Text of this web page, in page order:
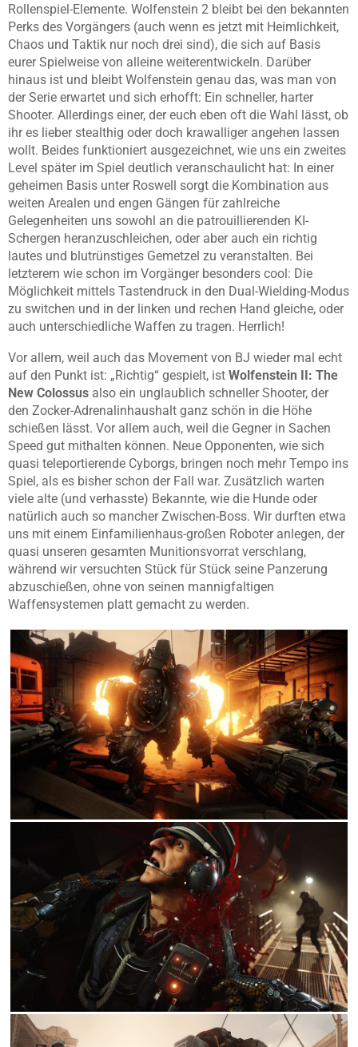
Rollenspiel-Elemente. Wolfenstein 2 bleibt bei den bekannten
Perks des Vorgängers (auch wenn es jetzt mit Heimlichkeit,
Chaos und Taktik nur noch drei sind), die sich auf Basis
eurer Spielweise von alleine weiterentwickeln. Darüber
hinaus ist und bleibt Wolfenstein genau das, was man von
der Serie erwartet und sich erhofft: Ein schneller, harter
Shooter. Allerdings einer, der euch eben oft die Wahl lässt, ob
ihr es lieber stealthig oder doch krawalliger angehen lassen
wollt. Beides funktioniert ausgezeichnet, wie uns ein zweites
Level später im Spiel deutlich veranschaulicht hat: In einer
geheimen Basis unter Roswell sorgt die Kombination aus
weiten Arealen und engen Gängen für zahlreiche
Gelegenheiten uns sowohl an die patrouillierenden KI-
Schergen heranzuschleichen, oder aber auch ein richtig
lautes und blutrünstiges Gemetzel zu veranstalten. Bei
letzterem wie schon im Vorgänger besonders cool: Die
Möglichkeit mittels Tastendruck in den Dual-Wielding-Modus
zu switchen und in der linken und rechen Hand gleiche, oder
auch unterschiedliche Waffen zu tragen. Herrlich!
Vor allem, weil auch das Movement von BJ wieder mal echt
auf den Punkt ist: „Richtig“ gespielt, ist Wolfenstein II: The
New Colossus also ein unglaublich schneller Shooter, der
den Zocker-Adrenalinhaushalt ganz schön in die Höhe
schießen lässt. Vor allem auch, weil die Gegner in Sachen
Speed gut mithalten können. Neue Opponenten, wie sich
quasi teleportierende Cyborgs, bringen noch mehr Tempo ins
Spiel, als es bisher schon der Fall war. Zusätzlich warten
viele alte (und verhasste) Bekannte, wie die Hunde oder
natürlich auch so mancher Zwischen-Boss. Wir durften etwa
uns mit einem Einfamilienhaus-großen Roboter anlegen, der
quasi unseren gesamten Munitionsvorrat verschlang,
während wir versuchten Stück für Stück seine Panzerung
abzuschießen, ohne von seinen mannigfaltigen
Waffensystemen platt gemacht zu werden.